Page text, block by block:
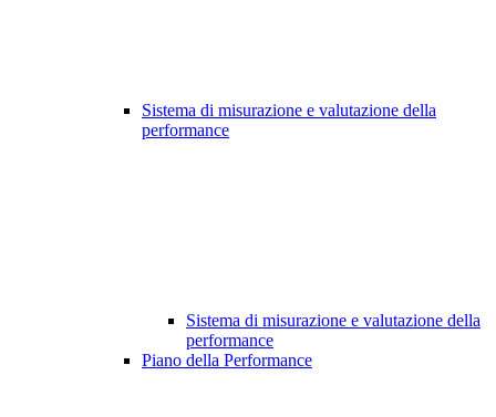
Sistema di misurazione e valutazione della
performance
Sistema di misurazione e valutazione della
performance
Piano della Performance